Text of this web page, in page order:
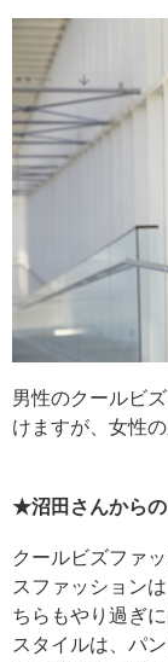
男性のクールビ
けますが、女性
★沼田さんから
クールビズファ
スファッション
ちらもやり過ぎ
スタイルは、パ